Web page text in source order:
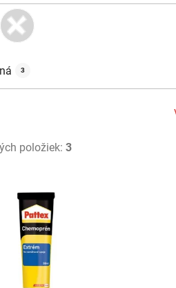
3
položiek: 3